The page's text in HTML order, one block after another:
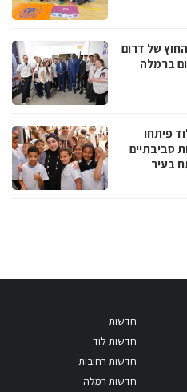
של דרום
ברמלה
לוד פיתחו
סביבתיים
חדשות
חדשות לוד
חדשות רחובות
חדשות רמלה